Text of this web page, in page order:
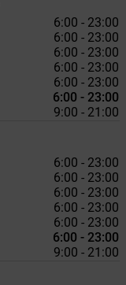
6:00 - 23:00
6:00 - 23:00
6:00 - 23:00
6:00 - 23:00
6:00 - 23:00
6:00 - 23:00
9:00 - 21:00
6:00 - 23:00
6:00 - 23:00
6:00 - 23:00
6:00 - 23:00
6:00 - 23:00
6:00 - 23:00
9:00 - 21:00